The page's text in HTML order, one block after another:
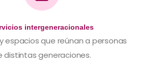
intergeneracionales​
espacios que reúnan a personas
distintas generaciones.